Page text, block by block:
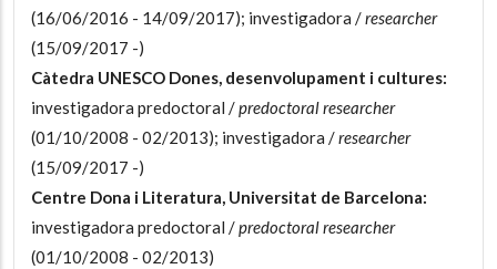
(16/06/2016 - 14/09/2017); investigadora /researcher
(15/09/2017 -)
Càtedra UNESCO Dones, desenvolupament i cultures:
investigadora predoctoral /predoctoral researcher
(01/10/2008 - 02/2013); investigadora /researcher
(15/09/2017 -)
Centre Dona i Literatura, Universitat de Barcelona:
investigadora predoctoral /predoctoral researcher
(01/10/2008 - 02/2013)